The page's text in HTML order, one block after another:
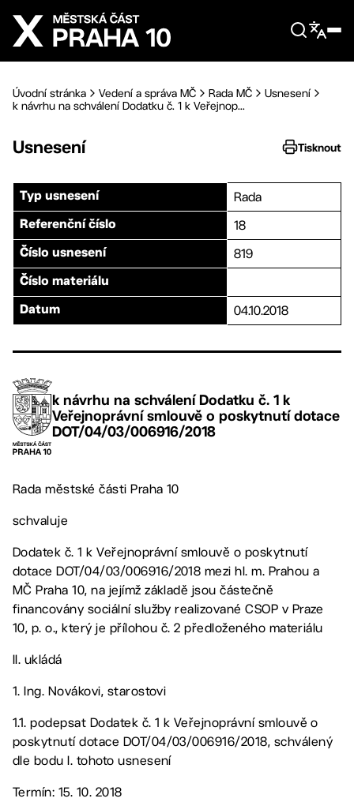
Přejít na hlavní obsah
Úvodní stránka Vedení a správa MČ Rada MČ
Usnesení
k návrhu na schválení Dodatku č. 1 k Veřejnop...
Usnesení Tisknout
Typ usnesení Rada
Referenční číslo 18
Číslo usnesení 819
Číslo materiálu
Datum 04.10.2018
k návrhu na schválení Dodatku č. 1 k
Veřejnoprávní smlouvě o poskytnutí dotace
DOT/04/03/006916/2018
Rada městské části Praha 10
schvaluje
Dodatek č. 1 k Veřejnoprávní smlouvě o poskytnutí
dotace DOT/04/03/006916/2018 mezi hl. m. Prahou a
MČ Praha 10, na jejímž základě jsou částečně
financovány sociální služby realizované CSOP v Praze
10, p. o., který je přílohou č. 2 předloženého materiálu
II. ukládá
1. Ing. Novákovi, starostovi
1.1. podepsat Dodatek č. 1 k Veřejnoprávní smlouvě o
poskytnutí dotace DOT/04/03/006916/2018, schválený
dle bodu I. tohoto usnesení
Termín: 15. 10. 2018